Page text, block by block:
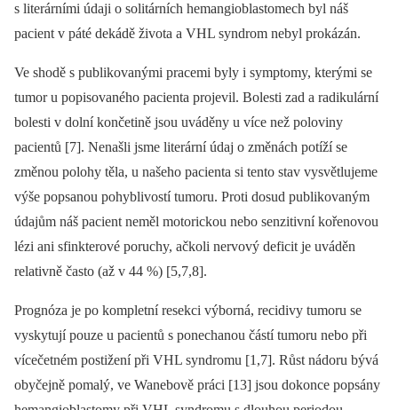
s literárními údaji o solitárních hemangioblastomech byl náš
pacient v páté dekádě života a VHL syndrom nebyl prokázán.
Ve shodě s publikovanými pracemi byly i symptomy, kterými se
tumor u popisovaného pacienta projevil. Bolesti zad a radikulární
bolesti v dolní končetině jsou uváděny u více než poloviny
pacientů [7]. Nenašli jsme literární údaj o změnách potíží se
změnou polohy těla, u našeho pacienta si tento stav vysvětlujeme
výše popsanou pohyblivostí tumoru. Proti dosud publikovaným
údajům náš pacient neměl motorickou nebo senzitivní kořenovou
lézi ani sfinkterové poruchy, ačkoli nervový deficit je uváděn
relativně často (až v 44 %) [5,7,8].
Prognóza je po kompletní resekci výborná, recidivy tumoru se
vyskytují pouze u pacientů s ponechanou částí tumoru nebo při
vícečetném postižení při VHL syndromu [1,7]. Růst nádoru bývá
obyčejně pomalý, ve Wanebově práci [13] jsou dokonce popsány